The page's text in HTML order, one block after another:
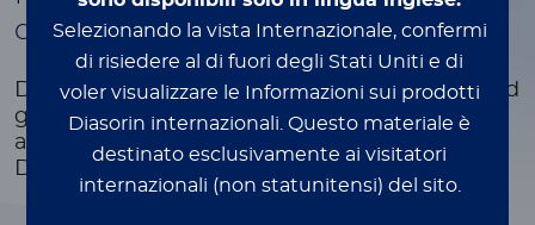
Selezionando la vista Internazionale, confermi
di risiedere al di fuori degli Stati Uniti e di
voler visualizzare le Informazioni sui prodotti
Diasorin internazionali.Questo materiale è
destinato esclusivamente ai visitatori
internazionali (non statunitensi) del sito.
download the white papers
Dive deeper into industry trends, research, and
gain valuable knowledge. Get the latest data
and expert insights at your fingertips.
Discover, learn, and stay ahead in your field.